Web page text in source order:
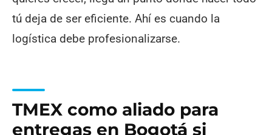
tú deja de ser eficiente. Ahí es cuando la
logística debe profesionalizarse.
TMEX como aliado para
entregas en Bogotá si